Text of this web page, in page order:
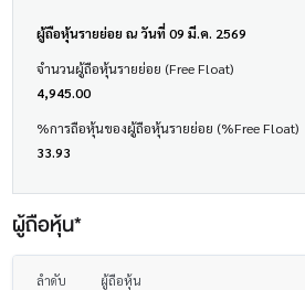
ผู้ถือหุ้นรายย่อย ณ วันที่ 09 มี.ค. 2569
จำนวนผู้ถือหุ้นรายย่อย (Free Float)
4,945.00
%การถือหุ้นของผู้ถือหุ้นรายย่อย (%Free Float)
33.93
ผู้ถือหุ้น*
ลำดับ ผู้ถือหุ้น